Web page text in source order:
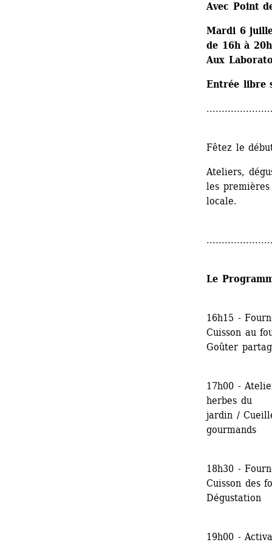
Avec Point
Mardi 6
de 16h à 20h
Aux
Entrée libre
Fêtez le
Ateliers,
les
locale.
Le
16h15 -
Cuisson au
Goûter
17h00 -
herbes du
jardin /
gourmands
18h30 -
Cuisson des
Dégustation
19h00 -